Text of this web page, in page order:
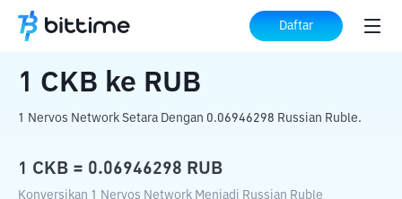
Daftar
Beranda Konverter Kripto ke RUB
1 CKB ke RUB
1 Nervos Network Setara Dengan 0.06946298 Russian Ruble.
1 CKB = 0.06946298 RUB
Konversikan 1 Nervos Network Menjadi Russian Ruble